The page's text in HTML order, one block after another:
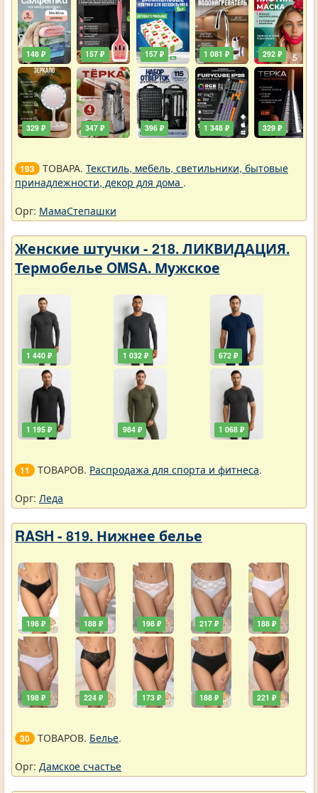
148 ₽
329 ₽
157 ₽
347 ₽
157 ₽
396 ₽
1 081 ₽
1 348 ₽
292 ₽
329 ₽
193 ТОВАРА. Текстиль, мебель, светильники, бытовые
принадлежности, декор для дома .
Орг: МамаСтепашки
Женские штучки - 218. ЛИКВИДАЦИЯ.
Термобелье OMSA. Мужское
1 440 ₽
1 195 ₽
1 032 ₽
984 ₽
672 ₽
1 068 ₽
11 ТОВАРОВ. Распродажа для спорта и фитнеса.
Орг: Леда
RASH - 819. Нижнее белье
198 ₽
198 ₽
188 ₽
224 ₽
198 ₽
173 ₽
217 ₽
188 ₽
188 ₽
221 ₽
30 ТОВАРОВ. Белье.
Орг: Дамское счастье